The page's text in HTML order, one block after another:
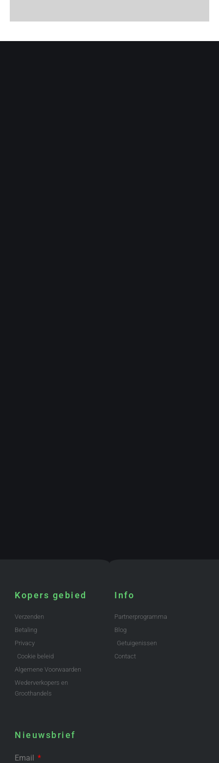
Kopers gebied
Verzenden
Betaling
Privacy
Cookie beleid
Algemene Voorwaarden
Wederverkopers en
Groothandels
Info
Partnerprogramma
Blog
Getuigenissen
Contact
Nieuwsbrief
Email